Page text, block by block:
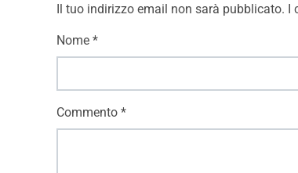
Il tuo indirizzo email non sarà pubblicato. I
Commento *
Nome *